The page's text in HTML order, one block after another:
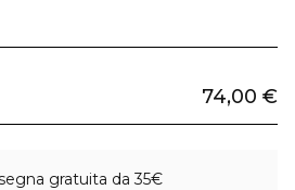
74,00 €
gratuita da 35€